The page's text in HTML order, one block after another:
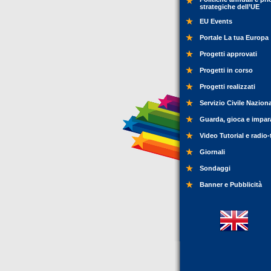
strategiche dell’UE
EU Events
Portale La tua Europa
Progetti approvati
Progetti in corso
Progetti realizzati
Servizio Civile
Guarda, gioca e
Video Tutorial e
Giornali
Sondaggi
Banner e Pubblicità